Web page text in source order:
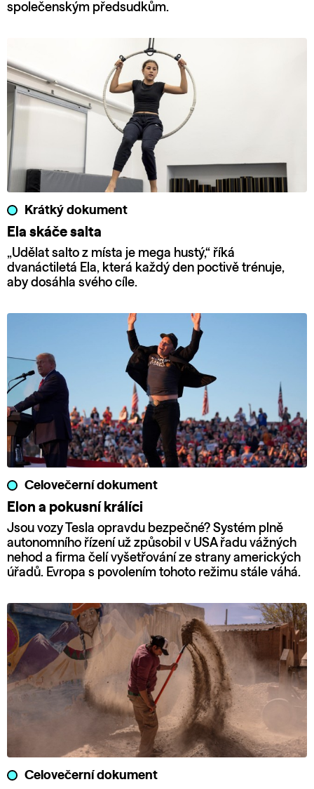
společenským předsudkům.
Krátký dokument
Ela skáče salta
„Udělat salto z místa je mega hustý,“ říká
dvanáctiletá Ela, která každý den poctivě trénuje,
aby dosáhla svého cíle.
Celovečerní dokument
Elon a pokusní králíci
Jsou vozy Tesla opravdu bezpečné? Systém plně
autonomního řízení už způsobil v USA řadu vážných
nehod a firma čelí vyšetřování ze strany amerických
úřadů. Evropa s povolením tohoto režimu stále váhá.
Celovečerní dokument